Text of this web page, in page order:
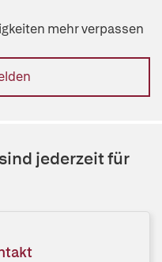
mehr verpassen
jederzeit für